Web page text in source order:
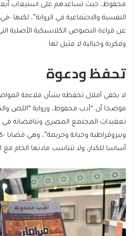
محفوظ، حيث تساعدهم على استيعاب
النفسية والاجتماعية في الرواية”، لكنها
عن قراءة النصوص الكلاسيكية الأصلية
وفكرية وخيالية لا مثيل لها.
تحفظ ودعوة
لا يخفي أملال تحفظه بشأن ملاءمة
موضحا أن “أدب محفوظ، ورواية “اللص
تعقيدات المجتمع المصري وتناقضاته في
وبيروقراطية وخيانة وجريمة”، وهي
أساسا للكبار، ولا تتناسب مادتها الخام